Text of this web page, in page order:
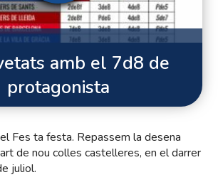
amb el 7d8 de
protagonista
Fes ta festa. Repassem la desena
de nou colles castelleres, en el darrer
juliol.